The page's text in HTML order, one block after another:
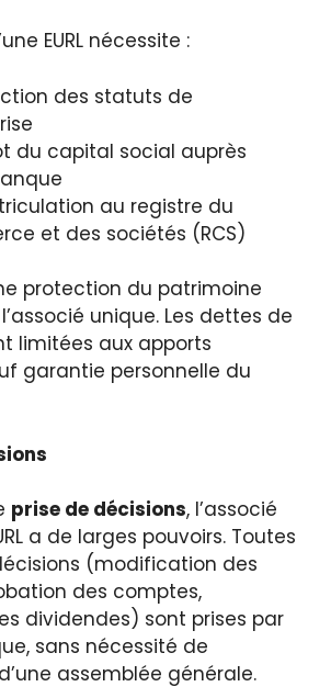
EURL nécessite :
des statuts de
du capital social auprès
au registre du
et des sociétés (RCS)
protection du patrimoine
unique. Les dettes de
limitées aux apports
garantie personnelle du
prise de décisions, l’associé
a de larges pouvoirs. Toutes
(modification des
des comptes,
dividendes) sont prises par
sans nécessité de
assemblée générale.